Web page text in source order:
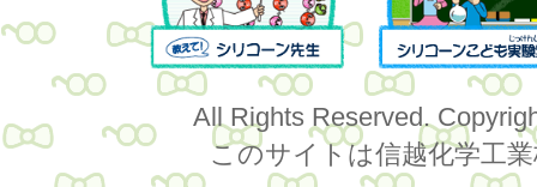
All Rights Reserved.
このサイトは信越化学工